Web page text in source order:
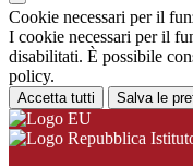
Cookie necessari per il
I cookie necessari per il
disabilitati. È possibile
policy.
Accetta tutti Salva le